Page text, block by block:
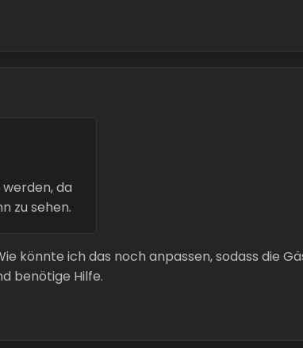
da
zu sehen.
könnte ich das noch anpassen, sodass die
benötige Hilfe.